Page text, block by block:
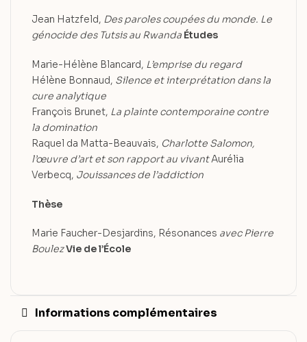
Jean Hatzfeld, Des paroles coupées du monde. Le
génocide des Tutsis au Rwanda Études
Marie-Hélène Blancard, L’emprise du regard
Hélène Bonnaud, Silence et interprétation dans la
cure analytique
François Brunet, La plainte contemporaine contre
la domination
Raquel da Matta-Beauvais, Charlotte Salomon,
l’œuvre d’art et son rapport au vivantAurélia
Verbecq, Jouissances de l’addiction
Thèse
Marie Faucher-Desjardins, Résonances avec Pierre
BoulezVie de l’École
Informations complémentaires